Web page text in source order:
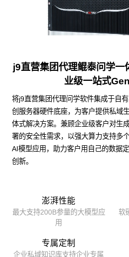
j9直营集团代理鲲泰问学
业级一站式
将j9直营集团代理问学软件集成于自
创服务器硬件底座，为客户提供私域
体式解决方案。兼顾企业级客户对生
署的安全性需求，以强大算力支持多
AI模型应用，助力客户用自己的数据
创新。
澎湃性能
最大支持200B参量的大模型应
用
软
专属定制
企业私域知识库支持企业专属